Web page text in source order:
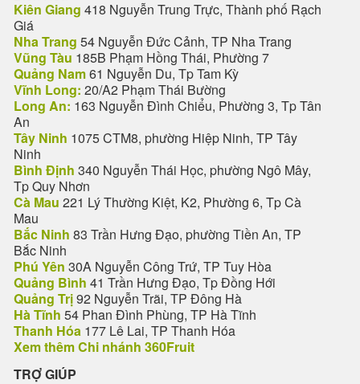
Kiên Giang 418 Nguyễn Trung Trực, Thành phố Rạch
Giá
Nha Trang 54 Nguyễn Đức Cảnh, TP Nha Trang
Vũng Tàu 185B Phạm Hồng Thái, Phường 7
Quảng Nam61 Nguyễn Du, Tp Tam Kỳ
Vĩnh Long: 20/A2 Phạm Thái Bường
Long An: 163 Nguyễn Đình Chiểu, Phường 3, Tp Tân
An
Tây Ninh 1075 CTM8, phường Hiệp Ninh, TP Tây
Ninh
Bình Định 340 Nguyễn Thái Học, phường Ngô Mây,
Tp Quy Nhơn
Cà Mau 221 Lý Thường Kiệt, K2, Phường 6, Tp Cà
Mau
Bắc Ninh 83 Trần Hưng Đạo, phường Tiền An, TP
Bắc Ninh
Phú Yên 30A Nguyễn Công Trứ, TP Tuy Hòa
Quảng Bình 41 Trần Hưng Đạo, Tp Đồng Hới
Quảng Trị92 Nguyễn Trãi, TP Đông Hà
Hà Tĩnh 54 Phan Đình Phùng, TP Hà Tĩnh
Thanh Hóa 177 Lê Lai, TP Thanh Hóa
Xem thêm Chi nhánh 360Fruit
TRỢ GIÚP